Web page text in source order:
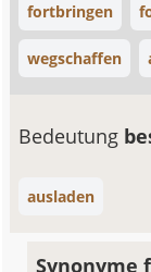
fortbringen
wegschaffen
Bedeutung
ausladen
Synonyme